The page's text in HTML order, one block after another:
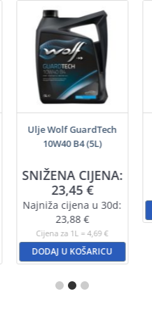
Ulje Wolf GuardTech
10W40 B4 (5L)
SNIŽENA CIJENA:
23,45€
Najniža cijena u 30d:
23,88€
Cijena za 1L = 4,69 €
DODAJ U KOŠARICU